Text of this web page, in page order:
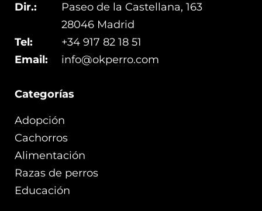
Categorías
Adopción
Cachorros
Alimentación
Razas de perros
Educación
Dir.:
Paseo de la Castellana, 163
28046 Madrid
Tel:
+34 917 82 18 51
Email:
info@okperro.com